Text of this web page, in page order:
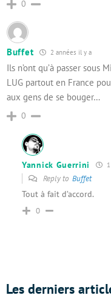
0
Buffet 2 années il y a
Ils n’ont qu’à passer sous
LUG partout en France
aux gens de se bouger…
0
Yannick Guerrini
Reply to Buffet
Tout à fait d’accord.
0
Les derniers